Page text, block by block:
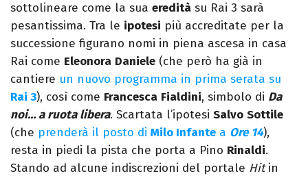
sottolineare come la sua eredità su Rai 3 sarà
pesantissima. Tra le ipotesi più accreditate per la
successione figurano nomi in piena ascesa in casa
Rai come Eleonora Daniele (che però ha già in
cantiere un nuovo programma in prima serata su
Rai 3), così come Francesca Fialdini, simbolo di Da
noi… a ruota libera. Scartata l’ipotesi Salvo Sottile
(che prenderà il posto di Milo Infante a Ore 14),
resta in piedi la pista che porta a Pino Rinaldi.
Stando ad alcune indiscrezioni del portale Hitin